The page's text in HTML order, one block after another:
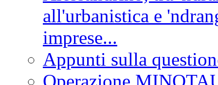
all'urbanistica e
imprese...
Appunti sulla
Operazione